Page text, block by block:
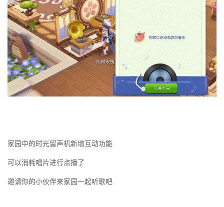
家园中的时光留声机新增互动功能
可以消耗唱片进行点播了
邀请你的小伙伴来家园一起听歌吧